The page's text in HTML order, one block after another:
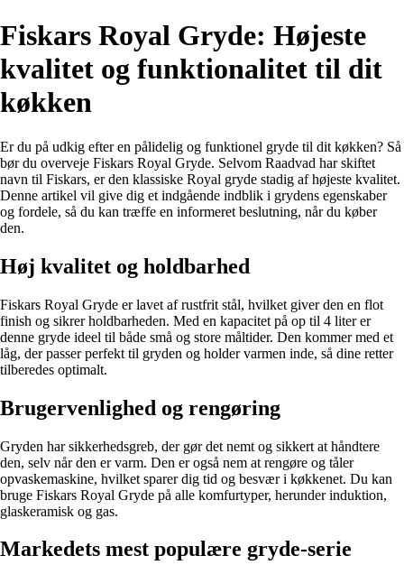
Fiskars Royal Gryde: Højeste
kvalitet og funktionalitet til dit
køkken
Er du på udkig efter en pålidelig og funktionel gryde til dit køkken? Så
bør du overveje Fiskars Royal Gryde. Selvom Raadvad har skiftet
navn til Fiskars, er den klassiske Royal gryde stadig af højeste kvalitet.
Denne artikel vil give dig et indgående indblik i grydens egenskaber
og fordele, så du kan træffe en informeret beslutning, når du køber
den.
Høj kvalitet og holdbarhed
Fiskars Royal Gryde er lavet af rustfrit stål, hvilket giver den en flot
finish og sikrer holdbarheden. Med en kapacitet på op til 4 liter er
denne gryde ideel til både små og store måltider. Den kommer med et
låg, der passer perfekt til gryden og holder varmen inde, så dine retter
tilberedes optimalt.
Brugervenlighed og rengøring
Gryden har sikkerhedsgreb, der gør det nemt og sikkert at håndtere
den, selv når den er varm. Den er også nem at rengøre og tåler
opvaskemaskine, hvilket sparer dig tid og besvær i køkkenet. Du kan
bruge Fiskars Royal Gryde på alle komfurtyper, herunder induktion,
glaskeramisk og gas.
Markedets mest populære gryde-serie